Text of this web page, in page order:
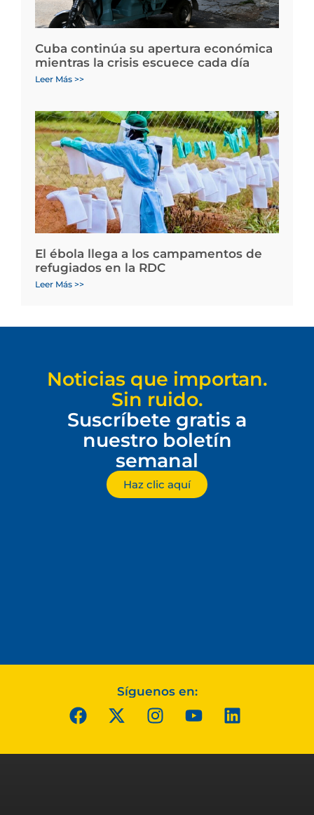
Cuba continúa su apertura económica
mientras la crisis escuece cada día
Leer Más >>
El ébola llega a los campamentos de
refugiados en la RDC
Leer Más >>
Noticias que importan.
Sin ruido.
Suscríbete gratis a
nuestro boletín
semanal
Haz clic aquí
Síguenos en: